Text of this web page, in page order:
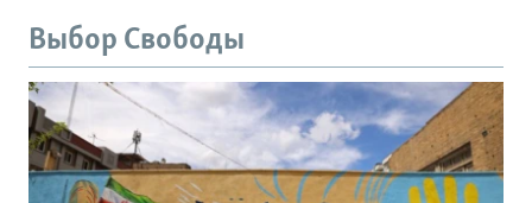
Выбор Свободы